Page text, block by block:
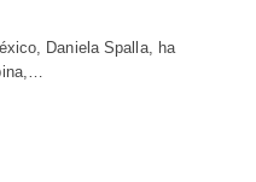
Daniela Spalla, ha